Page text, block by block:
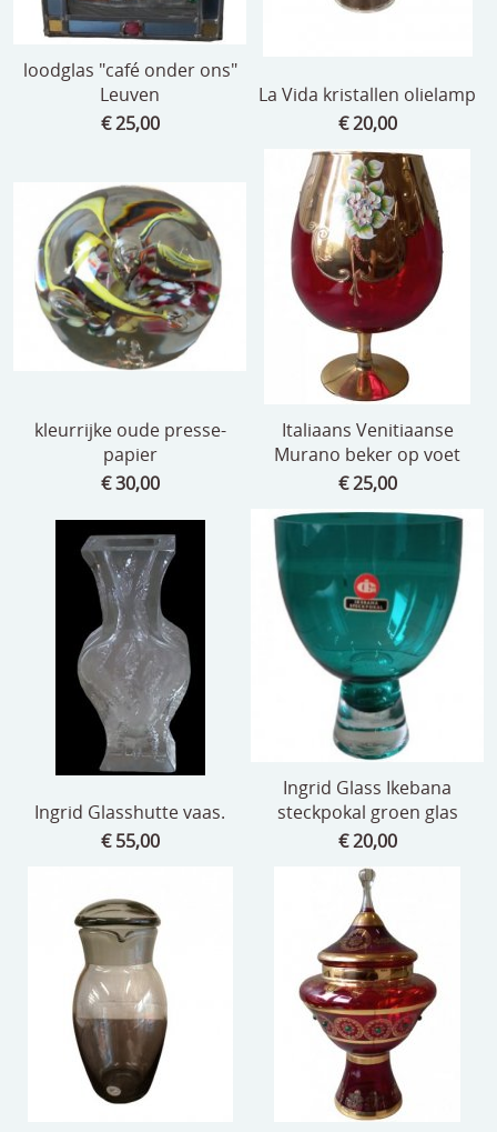
loodglas "café onder ons"
Leuven
€ 25,00
La Vida kristallen olielamp
€ 20,00
kleurrijke oude presse-
papier
€ 30,00
Italiaans Venitiaanse
Murano beker op voet
€ 25,00
Ingrid Glasshutte vaas.
€ 55,00
Ingrid Glass Ikebana
steckpokal groen glas
€ 20,00